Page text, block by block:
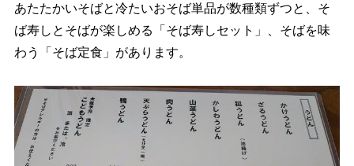
あたたかいそばと冷たいおそば単品が数種類ずつと、そ
ば寿しとそばが楽しめる「そば寿しセット」、そばを味
わう「そば定食」があります。